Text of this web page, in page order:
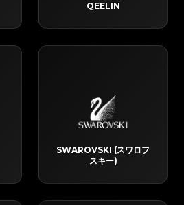
QEELIN
SWAROVSKI (スワロフ
スキー)